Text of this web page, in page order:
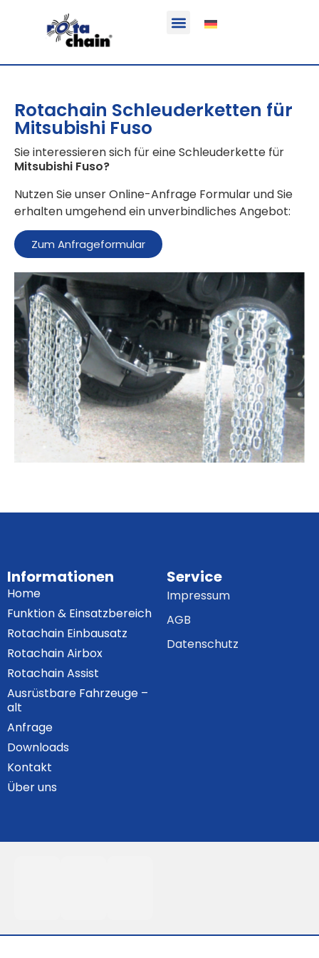
Rotachain Schleuderketten für
Mitsubishi Fuso
Sie interessieren sich für eine Schleuderkette für
Mitsubishi Fuso?
Nutzen Sie unser Online-Anfrage Formular und Sie
erhalten umgehend ein unverbindliches Angebot:
Zum Anfrageformular
Informationen
Home
Funktion & Einsatzbereich
Rotachain Einbausatz
Rotachain Airbox
Rotachain Assist
Ausrüstbare Fahrzeuge –
alt
Anfrage
Downloads
Kontakt
Über uns
Service
Impressum
AGB
Datenschutz